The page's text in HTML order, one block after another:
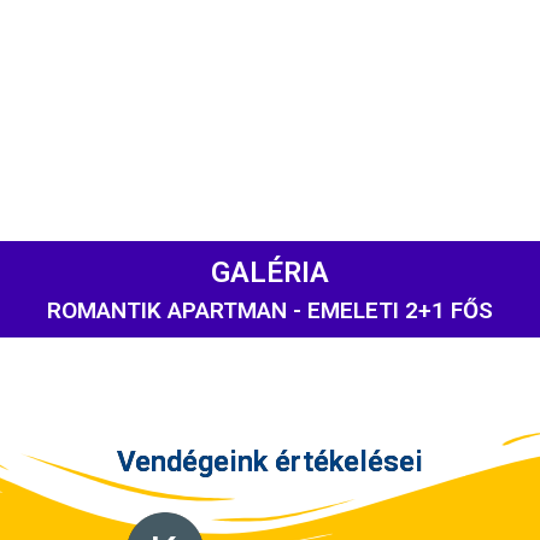
GALÉRIA
ROMANTIK APARTMAN - EMELETI 2+1 FŐS
Vendégeink értékelései